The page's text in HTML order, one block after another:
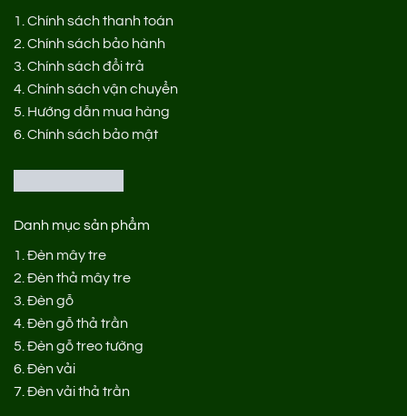
1.Chính sách thanh toán
2.Chính sách bảo hành
3.Chính sách đổi trả
4.Chính sách vận chuyển
5. Hướng dẫn mua hàng
6.Chính sách bảo mật
Danh mục sản phẩm
1.Đèn mây tre
2.Đèn thả mây tre
3.Đèn gỗ
4.Đèn gỗ thả trần
5.Đèn gỗ treo tường
6.Đèn vải
7.Đèn vải thả trần